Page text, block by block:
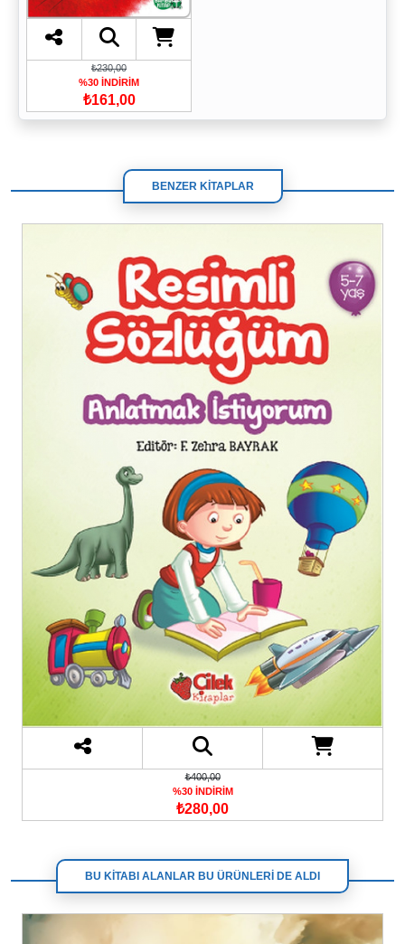
₺230,00
%30 İNDİRİM
₺161,00
BENZER KİTAPLAR
₺400,00
%30 İNDİRİM
₺280,00
BU KİTABI ALANLAR BU ÜRÜNLERİ DE ALDI